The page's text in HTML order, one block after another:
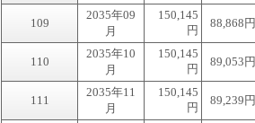
109
2035年09
月
150,145
円
88,868円
110
2035年10
月
150,145
円
89,053円
111
2035年11
月
150,145
円
89,239円